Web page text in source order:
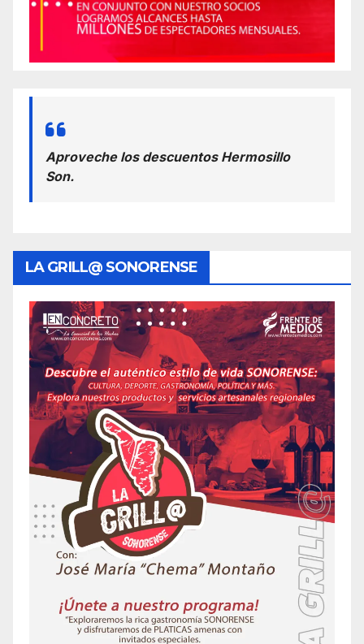
Aproveche los descuentos Hermosillo
Son.
LA GRILL@ SONORENSE